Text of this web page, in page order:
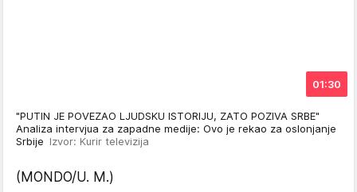
01:30
"PUTIN JE POVEZAO LJUDSKU ISTORIJU, ZATO POZIVA SRBE"
Analiza intervjua za zapadne medije: Ovo je rekao za oslonjanje
Srbije Izvor: Kurir televizija
(MONDO/U. M.)